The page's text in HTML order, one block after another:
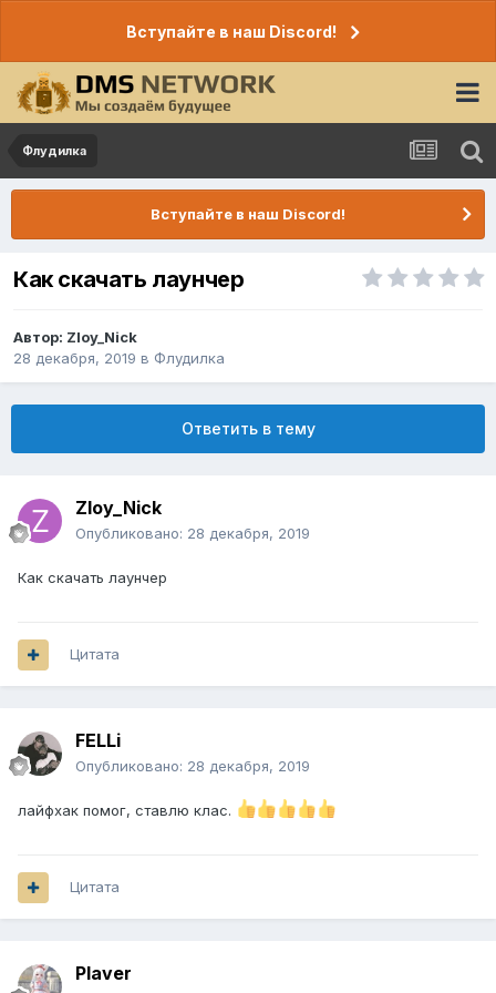
Вступайте в наш Discord!
Флудилка
Вступайте в наш Discord!
Как скачать лаунчер
Автор: Zloy_Nick
28 декабря, 2019 в Флудилка
Ответить в тему
Zloy_Nick
Опубликовано: 28 декабря, 2019
Как скачать лаунчер
Цитата
FELLi
Опубликовано: 28 декабря, 2019
лайфхак помог, ставлю клас.
Цитата
Plaver